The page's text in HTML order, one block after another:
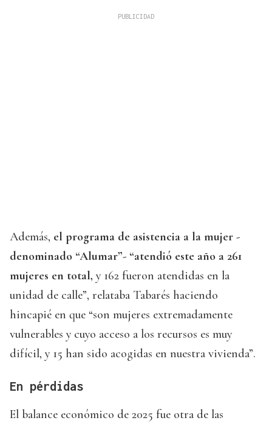
Además, el programa de asistencia a la mujer -
denominado “Alumar”- “atendió este año a 261
mujeres en total, y 162 fueron atendidas en la
unidad de calle”, relataba Tabarés haciendo
hincapié en que “son mujeres extremadamente
vulnerables y cuyo acceso a los recursos es muy
difícil, y 15 han sido acogidas en nuestra vivienda”.
En pérdidas
El balance económico de 2025 fue otra de las